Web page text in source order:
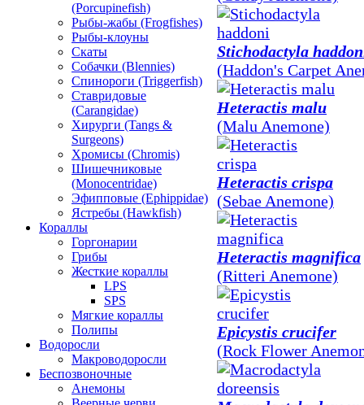
(Porcupinefish)
Рыбы-жабы (Frogfishes)
Рыбы-клоуны
Скаты
Собачки (Blennies)
Спинороги (Triggerfish)
Ставридовые
(Carangidae)
Хирурги (Tangs &
Surgeons)
Хромисы (Chromis)
Шишечниковые
(Monocentridae)
Эфипповые (Ephippidae)
Ястребы (Hawkfish)
Кораллы
Горгонарии
Грибы
Жесткие кораллы
LPS
SPS
Мягкие кораллы
Полипы
Водоросли
Макроводоросли
Беспозвоночные
Анемоны
Stichodactyla
(Haddon's Carpet
Heteractis malu
(Malu Anemone)
Heteractis crispa
(Sebae Anemone)
Heteractis magnifica
(Ritteri Anemone)
Epicystis crucifer
(Rock Flower